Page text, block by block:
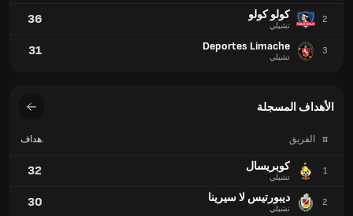
2 كولو كولو
تشيلي 36
3
Deportes Limache
تشيلي 31
الأهداف المسجلة
# الفريق
الأهداف
1
كوبريسال
تشيلي 32
2 ديبورتيس لا سيرينا
تشيلي 30